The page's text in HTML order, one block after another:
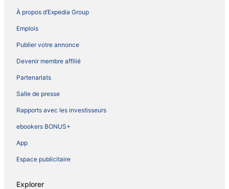
À propos d’Expedia Group
Emplois
Publier votre annonce
Devenir membre affilié
Partenariats
Salle de presse
Rapports avec les investisseurs
ebookers BONUS+
App
Espace publicitaire
Explorer